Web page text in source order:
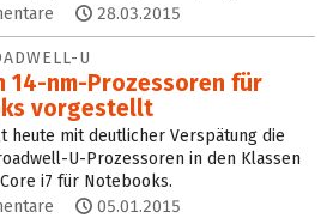
28.03.2015
U
14-nm-Prozessoren für
vorgestellt
heute mit deutlicher Verspätung die
U-Prozessoren in den Klassen
i7 für Notebooks.
05.01.2015